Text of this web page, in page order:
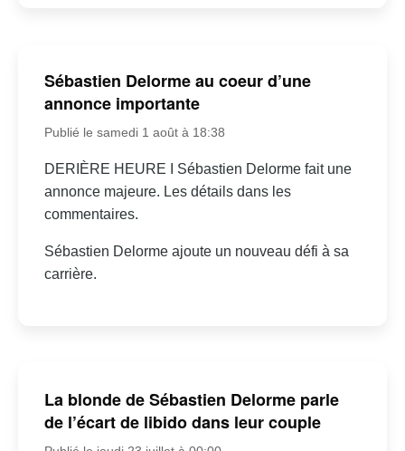
Sébastien Delorme au coeur d’une
annonce importante
Publié le samedi 1 août à 18:38
DERIÈRE HEURE I Sébastien Delorme fait une
annonce majeure. Les détails dans les
commentaires.
Sébastien Delorme ajoute un nouveau défi à sa
carrière.
La blonde de Sébastien Delorme parle
de l’écart de libido dans leur couple